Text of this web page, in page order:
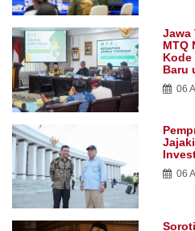
Jawa
MTQ
Kode
Baru
06
06